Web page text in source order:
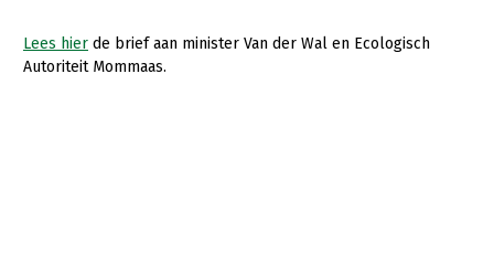
Onderwerpen
Lees hier de brief aan minister Van der Wal en Ecologisch
Autoriteit Mommaas.